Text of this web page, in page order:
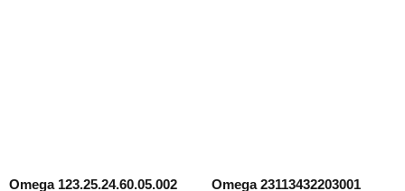
Omega 123.25.24.60.05.002
Omega 23113432203001